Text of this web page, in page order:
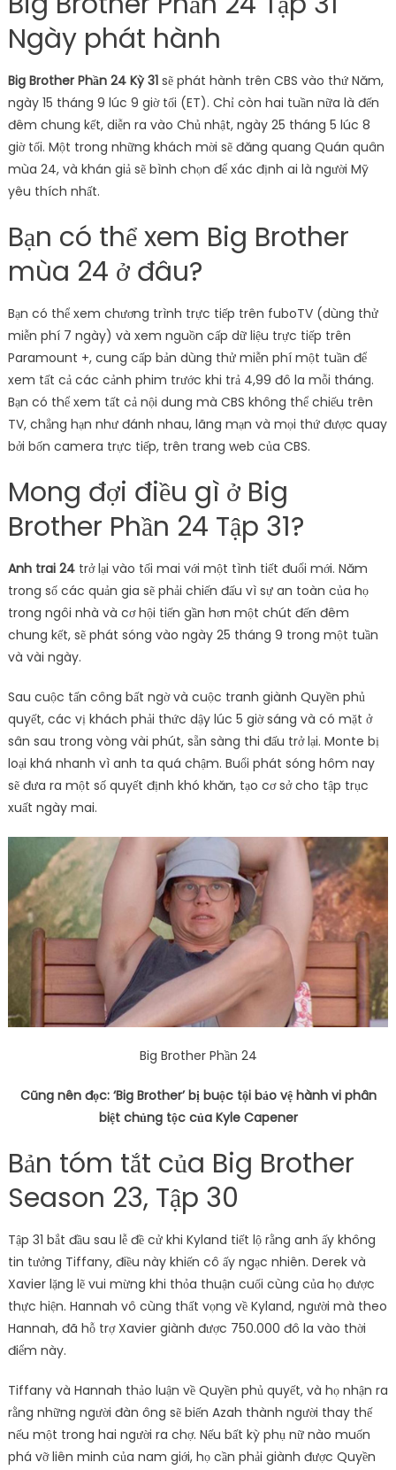
Ngày phát hành
Big Brother Phần 24 Kỳ 31sẽ phát hành trên CBS vào thứ Năm,
ngày 15 tháng 9 lúc 9 giờ tối (ET). Chỉ còn hai tuần nữa là đến
đêm chung kết, diễn ra vào Chủ nhật, ngày 25 tháng 5 lúc 8
giờ tối. Một trong những khách mời sẽ đăng quang Quán quân
mùa 24, và khán giả sẽ bình chọn để xác định ai là người Mỹ
yêu thích nhất.
Bạn có thể xem Big Brother
mùa 24 ở đâu?
Bạn có thể xem chương trình trực tiếp trên fuboTV (dùng thử
miễn phí 7 ngày) và xem nguồn cấp dữ liệu trực tiếp trên
Paramount +, cung cấp bản dùng thử miễn phí một tuần để
xem tất cả các cảnh phim trước khi trả 4,99 đô la mỗi tháng.
Bạn có thể xem tất cả nội dung mà CBS không thể chiếu trên
TV, chẳng hạn như đánh nhau, lãng mạn và mọi thứ được quay
bởi bốn camera trực tiếp, trên trang web của CBS.
Mong đợi điều gì ở Big
Brother Phần 24 Tập 31?
Anh trai 24trở lại vào tối mai với một tình tiết đuổi mới. Năm
trong số các quản gia sẽ phải chiến đấu vì sự an toàn của họ
trong ngôi nhà và cơ hội tiến gần hơn một chút đến đêm
chung kết, sẽ phát sóng vào ngày 25 tháng 9 trong một tuần
và vài ngày.
Sau cuộc tấn công bất ngờ và cuộc tranh giành Quyền phủ
quyết, các vị khách phải thức dậy lúc 5 giờ sáng và có mặt ở
sân sau trong vòng vài phút, sẵn sàng thi đấu trở lại. Monte bị
loại khá nhanh vì anh ta quá chậm. Buổi phát sóng hôm nay
sẽ đưa ra một số quyết định khó khăn, tạo cơ sở cho tập trục
xuất ngày mai.
Big Brother Phần 24
Cũng nên đọc: ‘Big Brother’ bị buộc tội bảo vệ hành vi phân
biệt chủng tộc của Kyle Capener
Bản tóm tắt của Big Brother
Season 23, Tập 30
Tập 31 bắt đầu sau lễ đề cử khi Kyland tiết lộ rằng anh ấy không
tin tưởng Tiffany, điều này khiến cô ấy ngạc nhiên. Derek và
Xavier lặng lẽ vui mừng khi thỏa thuận cuối cùng của họ được
thực hiện. Hannah vô cùng thất vọng về Kyland, người mà theo
Hannah, đã hỗ trợ Xavier giành được 750.000 đô la vào thời
điểm này.
Tiffany và Hannah thảo luận về Quyền phủ quyết, và họ nhận ra
rằng những người đàn ông sẽ biến Azah thành người thay thế
nếu một trong hai người ra chợ. Nếu bất kỳ phụ nữ nào muốn
phá vỡ liên minh của nam giới, họ cần phải giành được Quyền